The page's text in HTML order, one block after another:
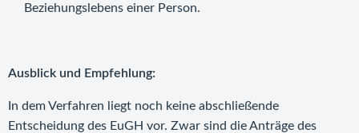
Beziehungslebens einer Person.
Ausblick und Empfehlung:
In dem Verfahren liegt noch keine abschließende
Entscheidung des EuGH vor. Zwar sind die Anträge des